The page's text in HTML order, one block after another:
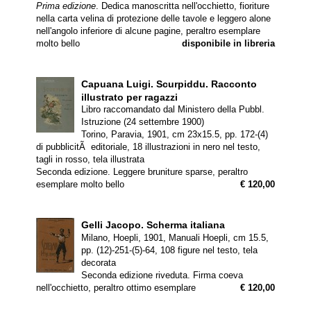
Prima edizione. Dedica manoscritta nell'occhietto, fioriture
nella carta velina di protezione delle tavole e leggero alone
nell'angolo inferiore di alcune pagine, peraltro esemplare
molto bello
disponibile in libreria
Capuana Luigi. Scurpiddu. Racconto
illustrato per ragazzi
Libro raccomandato dal Ministero della Pubbl.
Istruzione (24 settembre 1900)
Torino, Paravia, 1901, cm 23x15.5, pp. 172-(4)
di pubblicitÃ editoriale, 18 illustrazioni in nero nel testo,
tagli in rosso, tela illustrata
Seconda edizione. Leggere bruniture sparse, peraltro
esemplare molto bello
€ 120,00
Gelli Jacopo. Scherma italiana
Milano, Hoepli, 1901, Manuali Hoepli, cm 15.5,
pp. (12)-251-(5)-64, 108 figure nel testo, tela
decorata
Seconda edizione riveduta. Firma coeva
nell'occhietto, peraltro ottimo esemplare
€ 120,00